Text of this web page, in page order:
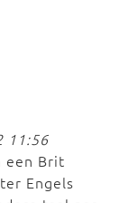
11:56
een Brit
Engels